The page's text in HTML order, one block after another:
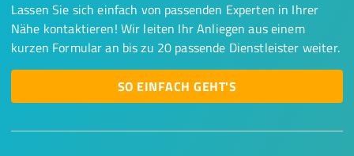
Lassen Sie sich einfach von passenden Experten in Ihrer
Nähe kontaktieren! Wir leiten Ihr Anliegen aus einem
kurzen Formular an bis zu 20 passende Dienstleister weiter.
SO EINFACH GEHT'S